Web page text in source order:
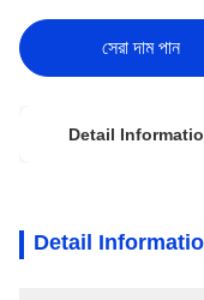
সেরা দাম পান
Detail
Detail